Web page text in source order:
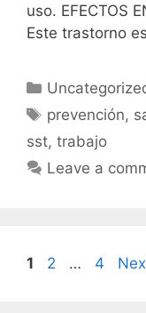
uso. EFECTOS
Este trastorno
prevención,
sst, trabajo
Leave a
1 2 … 4